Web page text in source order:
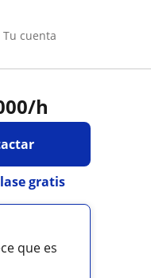
Tu cuenta
/h
gratis
que es